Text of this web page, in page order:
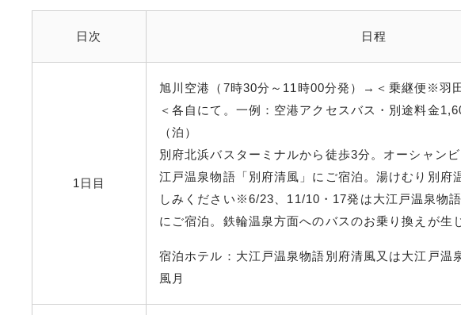
日次 日程
1日目
旭川空港（7時30分～11時00分発）→＜乗継便※羽
＜各自にて。一例：空港アクセスバス・別途料金
（泊）
別府北浜バスターミナルから徒歩3分。オーシャン
江戸温泉物語「別府清風」にご宿泊。湯けむり別府
しみください※6/23、11/10・17発は大江戸温泉物
にご宿泊。鉄輪温泉方面へのバスのお乗り換えが生
宿泊ホテル：大江戸温泉物語別府清風又は大江戸温
風月